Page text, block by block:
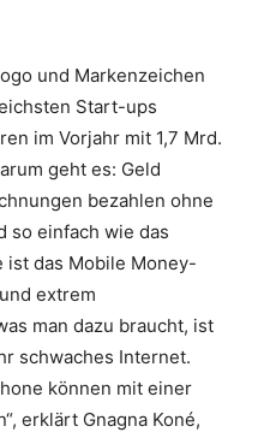
und Markenzeichen
Start-ups
im Vorjahr mit 1,7 Mrd.
geht es: Geld
bezahlen ohne
so einfach wie das
ist das Mobile Money-
extrem
man dazu braucht, ist
schwaches Internet.
können mit einer
erklärt Gnagna Koné,